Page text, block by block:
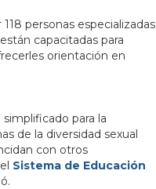
personas especializadas
capacitadas para
orientación en
para la
de la diversidad sexual
con otros
Sistema de Educación